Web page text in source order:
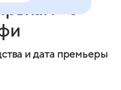
с
и дата премьеры